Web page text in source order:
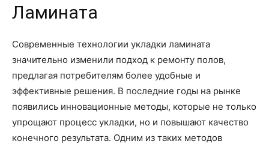
Ламината
Современные технологии укладки ламината
значительно изменили подход к ремонту полов,
предлагая потребителям более удобные и
эффективные решения. В последние годы на рынке
появились инновационные методы, которые не только
упрощают процесс укладки, но и повышают качество
конечного результата. Одним из таких методов